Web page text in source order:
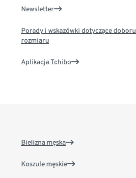
Newsletter
Porady i wskazówki dotyczące doboru
rozmiaru
Aplikacja Tchibo
Bielizna męska
Koszule męskie